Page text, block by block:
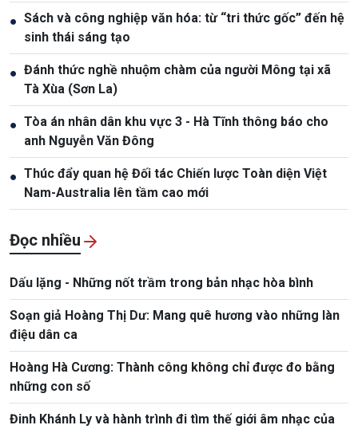
● Sách và công nghiệp văn hóa: từ “tri thức gốc” đến hệ
sinh thái sáng tạo
● Đánh thức nghề nhuộm chàm của người Mông tại xã
Tà Xùa (Sơn La)
● Tòa án nhân dân khu vực 3 - Hà Tĩnh thông báo cho
anh Nguyễn Văn Đông
● Thúc đẩy quan hệ Đối tác Chiến lược Toàn diện Việt
Nam-Australia lên tầm cao mới
Đọc nhiều
Dấu lặng - Những nốt trầm trong bản nhạc hòa bình
Soạn giả Hoàng Thị Dư: Mang quê hương vào những làn
điệu dân ca
Hoàng Hà Cương: Thành công không chỉ được đo bằng
những con số
Đinh Khánh Ly và hành trình đi tìm thế giới âm nhạc của